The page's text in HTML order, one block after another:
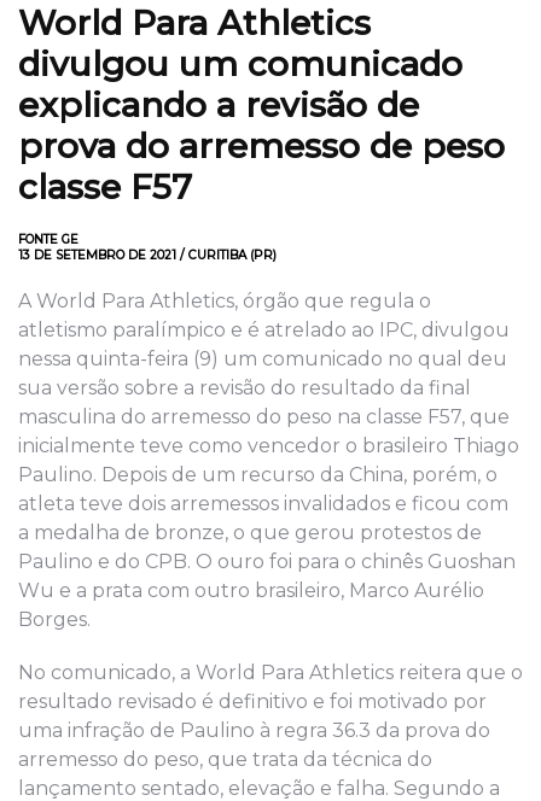
World Para Athletics
divulgou um comunicado
explicando a revisão de
prova do arremesso de peso
classe F57
FONTE GE
13 DE SETEMBRO DE 2021 / CURITIBA (PR)
A World Para Athletics, órgão que regula o
atletismo paralímpico e é atrelado ao IPC, divulgou
nessa quinta-feira (9) um comunicado no qual deu
sua versão sobre a revisão do resultado da final
masculina do arremesso do peso na classe F57, que
inicialmente teve como vencedor o brasileiro Thiago
Paulino. Depois de um recurso da China, porém, o
atleta teve dois arremessos invalidados e ficou com
a medalha de bronze, o que gerou protestos de
Paulino e do CPB. O ouro foi para o chinês Guoshan
Wu e a prata com outro brasileiro, Marco Aurélio
Borges.
No comunicado, a World Para Athletics reitera que o
resultado revisado é definitivo e foi motivado por
uma infração de Paulino à regra 36.3 da prova do
arremesso do peso, que trata da técnica do
lançamento sentado, elevação e falha. Segundo a